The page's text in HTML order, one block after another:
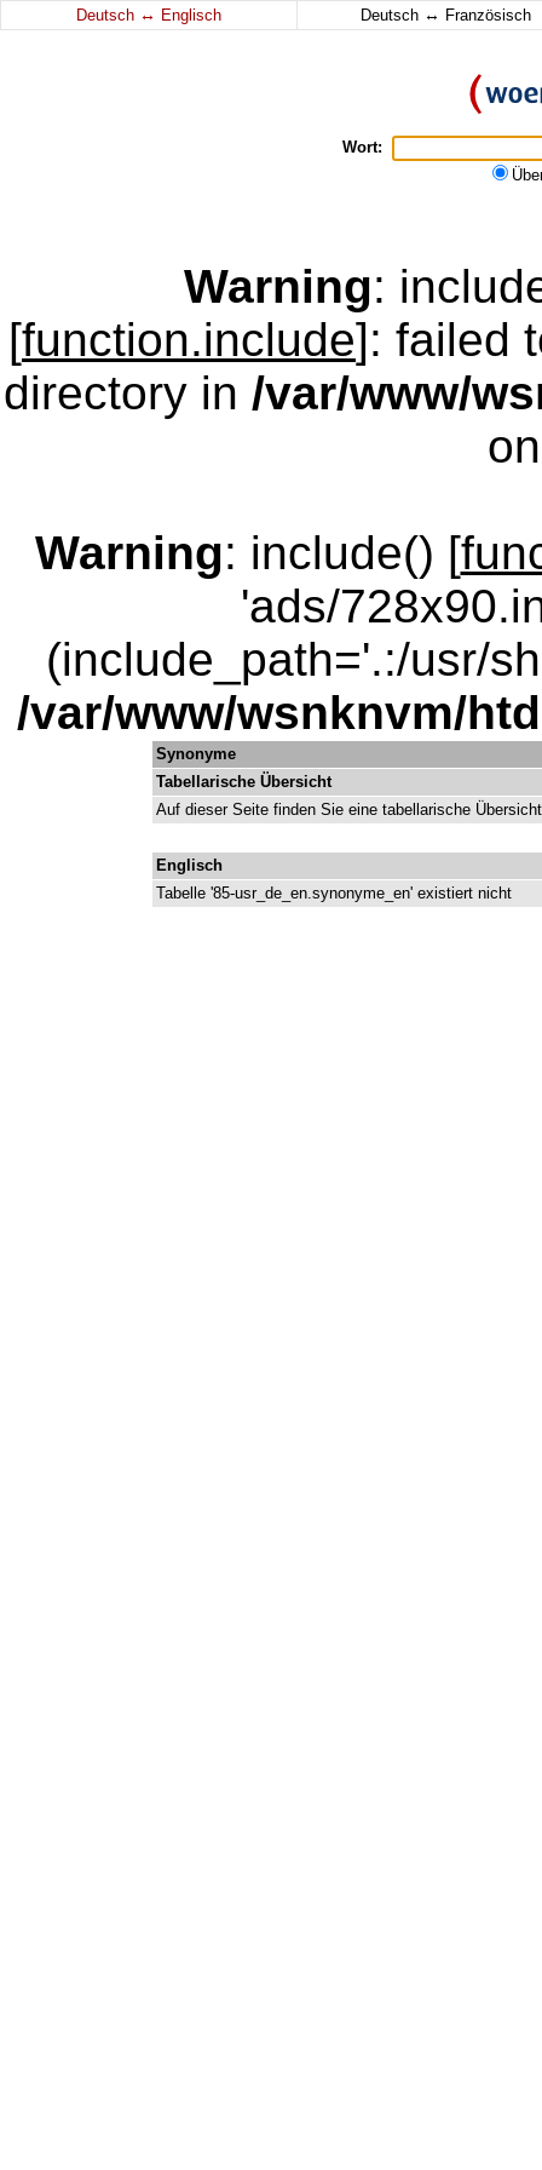
Deutsch ↔ Englisch Deutsch ↔ Französisch
Wort:
Warning:
[function.include]: failed
directory in /var/www/
Warning: include() [
'ads/
(include_path='.:/usr/
/var/www/wsnknvm/
Synonyme
Tabellarische Übersicht
Auf dieser Seite finden Sie eine tabellarische
Englisch
Tabelle '85-usr_de_en.synonyme_en' existiert nicht